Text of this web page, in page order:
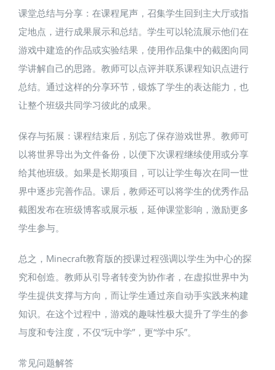
课堂总结与分享：在课程尾声，召集学生回到主大厅或指
定地点，进行成果展示和总结。学生可以轮流展示他们在
游戏中建造的作品或实验结果，使用作品集中的截图向同
学讲解自己的思路。教师可以点评并联系课程知识点进行
总结。通过这样的分享环节，锻炼了学生的表达能力，也
让整个班级共同学习彼此的成果。
保存与拓展：课程结束后，别忘了保存游戏世界。教师可
以将世界导出为文件备份，以便下次课程继续使用或分享
给其他班级。如果是长期项目，可以让学生每次在同一世
界中逐步完善作品。课后，教师还可以将学生的优秀作品
截图发布在班级博客或展示板，延伸课堂影响，激励更多
学生参与。
总之，Minecraft教育版的授课过程强调以学生为中心的探
究和创造。教师从引导者转变为协作者，在虚拟世界中为
学生提供支撑与方向，而让学生通过亲自动手实践来构建
知识。在这个过程中，游戏的趣味性极大提升了学生的参
与度和专注度，不仅“玩中学”，更“学中乐”。
常见问题解答